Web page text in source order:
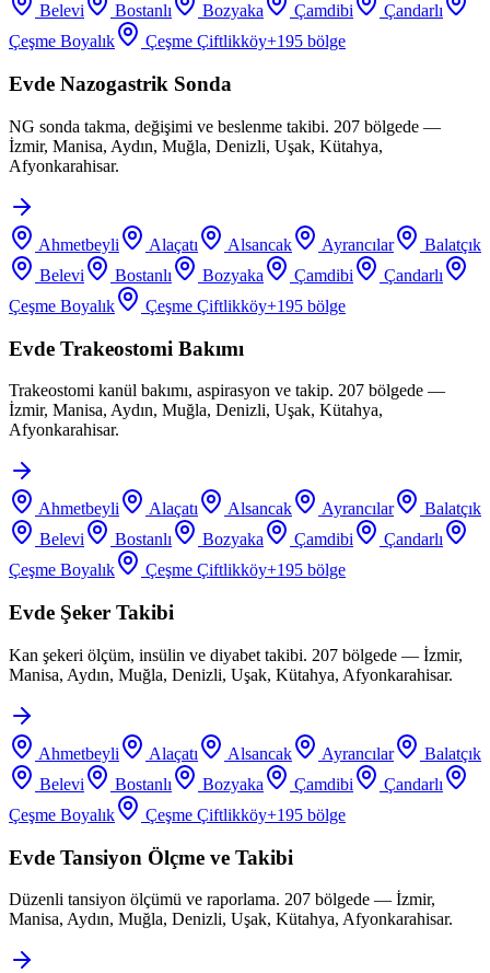
Belevi
Bostanlı Bozyaka Çamdibi
Çandarlı
Çeşme Boyalık
Çeşme Çiftlikköy+195 bölge
Evde Nazogastrik Sonda
NG sonda takma, değişimi ve beslenme takibi. 207 bölgede —
İzmir, Manisa, Aydın, Muğla, Denizli, Uşak, Kütahya,
Afyonkarahisar.
Ahmetbeyli Alaçatı Alsancak Ayrancılar
Balatçık
Belevi
Bostanlı Bozyaka Çamdibi
Çandarlı
Çeşme Boyalık
Çeşme Çiftlikköy+195 bölge
Evde Trakeostomi Bakımı
Trakeostomi kanül bakımı, aspirasyon ve takip. 207 bölgede —
İzmir, Manisa, Aydın, Muğla, Denizli, Uşak, Kütahya,
Afyonkarahisar.
Ahmetbeyli Alaçatı Alsancak Ayrancılar
Balatçık
Belevi
Bostanlı Bozyaka Çamdibi
Çandarlı
Çeşme Boyalık
Çeşme Çiftlikköy+195 bölge
Evde Şeker Takibi
Kan şekeri ölçüm, insülin ve diyabet takibi. 207 bölgede — İzmir,
Manisa, Aydın, Muğla, Denizli, Uşak, Kütahya, Afyonkarahisar.
Ahmetbeyli Alaçatı Alsancak Ayrancılar
Balatçık
Belevi
Bostanlı Bozyaka Çamdibi
Çandarlı
Çeşme Boyalık
Çeşme Çiftlikköy+195 bölge
Evde Tansiyon Ölçme ve Takibi
Düzenli tansiyon ölçümü ve raporlama. 207 bölgede — İzmir,
Manisa, Aydın, Muğla, Denizli, Uşak, Kütahya, Afyonkarahisar.